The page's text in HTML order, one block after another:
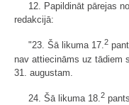
12. Papildināt pārejas
redakcijā:
"23. Šā likuma 17.2
nav attiecināms uz tādiem
31. augustam.
24. Šā likuma 18. 2